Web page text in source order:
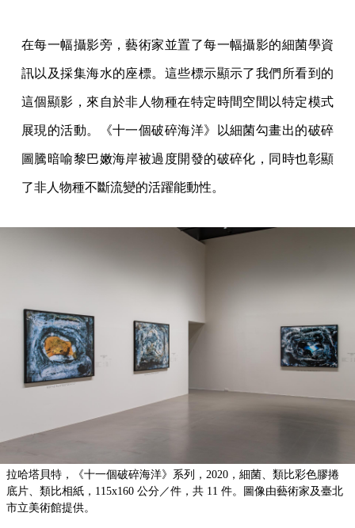
在每一幅攝影旁，藝術家並置了每一幅攝影的細菌學資
訊以及採集海水的座標。這些標示顯示了我們所看到的
這個顯影，來自於非人物種在特定時間空間以特定模式
展現的活動。《十一個破碎海洋》以細菌勾畫出的破碎
圖騰暗喻黎巴嫩海岸被過度開發的破碎化，同時也彰顯
了非人物種不斷流變的活躍能動性。
拉哈塔貝特，《十一個破碎海洋》系列，2020，細菌、類比彩色膠捲
底片、類比相紙，115x160 公分／件，共 11 件。圖像由藝術家及臺北
市立美術館提供。